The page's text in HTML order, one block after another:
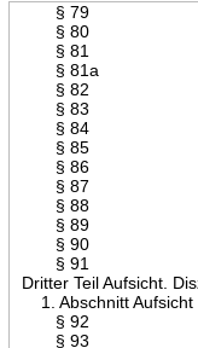
§ 79
§ 80
§ 81
§ 81a
§ 82
§ 83
§ 84
§ 85
§ 86
§ 87
§ 88
§ 89
§ 90
§ 91
Dritter Teil Aufsicht.
1. Abschnitt Aufsicht
§ 92
§ 93